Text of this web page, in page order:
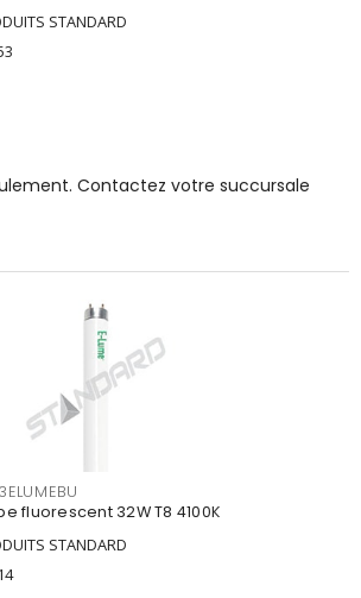
STANDARD
Contactez votre succursale
fluorescent 32W T8 4100K
STANDARD